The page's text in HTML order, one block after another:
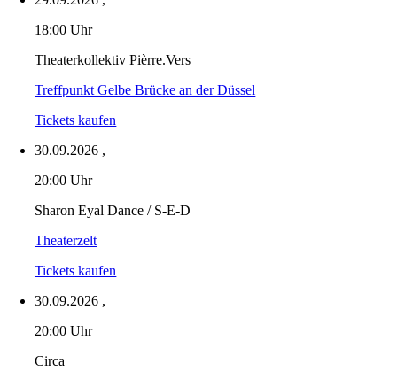
18:00 Uhr
Theaterkollektiv Pièrre.Vers
Treffpunkt Gelbe Brücke an der Düssel
Tickets kaufen
30.09.2026 ,
20:00 Uhr
Sharon Eyal Dance / S-E-D
Theaterzelt
Tickets kaufen
30.09.2026 ,
20:00 Uhr
Circa